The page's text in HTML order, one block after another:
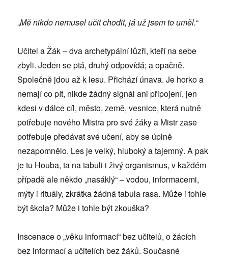
„Mě nikdo nemusel učit chodit, já už jsem to uměl.“
Učitel a Žák – dva archetypální lůzři, kteří na sebe
zbyli. Jeden se ptá, druhý odpovídá; a opačně.
Společně jdou až k lesu. Přichází únava. Je horko a
nemají co pít, nikde žádný signál ani připojení, jen
kdesi v dálce cíl, město, země, vesnice, která nutně
potřebuje nového Mistra pro své žáky a Mistr zase
potřebuje předávat své učení, aby se úplně
nezapomnělo. Les je velký, hluboký a tajemný. A pak
je tu Houba, ta na tabuli i živý organismus, v každém
případě ale někdo „nasáklý“ – vodou, informacemi,
mýty i rituály, zkrátka žádná tabula rasa. Může i tohle
být škola? Může i tohle být zkouška?
Inscenace o „věku informací“ bez učitelů, o žácích
bez informací a učitelích bez žáků. Současné